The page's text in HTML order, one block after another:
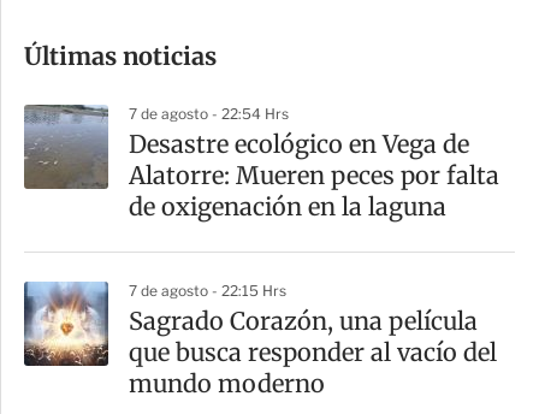
m
a
r
t
Últimas noticias
7 de agosto - 22:54 Hrs
Desastre ecológico en Vega de
Alatorre: Mueren peces por falta
de oxigenación en la laguna
7 de agosto - 22:15 Hrs
Sagrado Corazón, una película
que busca responder al vacío del
mundo moderno